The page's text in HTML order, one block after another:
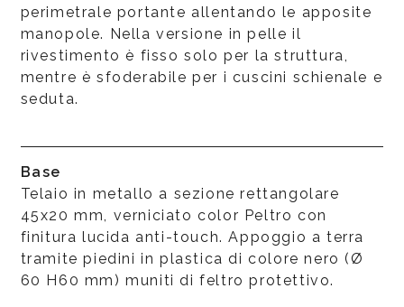
perimetrale portante allentando le apposite
manopole. Nella versione in pelle il
rivestimento è fisso solo per la struttura,
mentre è sfoderabile per i cuscini schienale e
seduta.
Base
Telaio in metallo a sezione rettangolare
45x20 mm, verniciato color Peltro con
finitura lucida anti-touch. Appoggio a terra
tramite piedini in plastica di colore nero (Ø
60 H60 mm) muniti di feltro protettivo.